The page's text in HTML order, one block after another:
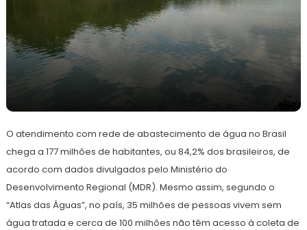
março
de
O atendimento com rede de abastecimento de água no Brasil
chega a 177 milhões de habitantes, ou 84,2% dos brasileiros, de
acordo com dados divulgados pelo Ministério do
Desenvolvimento Regional (MDR). Mesmo assim, segundo o
“Atlas das Águas”, no país, 35 milhões de pessoas vivem sem
água tratada e cerca de 100 milhões não têm acesso à coleta de